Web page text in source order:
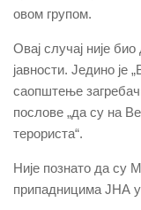
овом групом.
Овај случај није
јавности. Једино је
саопштење
послове „да су на
терориста“.
Није познато да су
припадницима ЈНА у